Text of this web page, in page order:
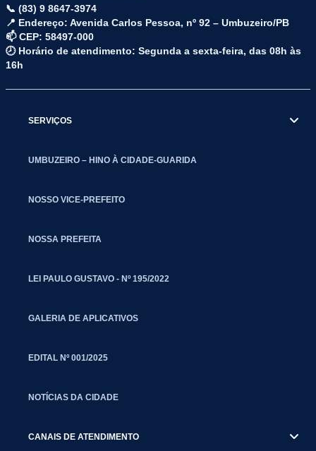
📞 (83) 9 8647-3974
📍 Endereço: Avenida Carlos Pessoa, nº 92 – Umbuzeiro/PB
📫 CEP: 58497-000
🕗 Horário de atendimento: Segunda a sexta-feira, das 08h às
16h
SERVIÇOS
UMBUZEIRO – HINO À CIDADE-GUARIDA
NOSSO VICE-PREFEITO
NOSSA PREFEITA
LEI PAULO GUSTAVO - Nº 195/2022
GALERIA DE APLICATIVOS
EDITAL Nº 001/2025
NOTÍCIAS DA CIDADE
CANAIS DE ATENDIMENTO